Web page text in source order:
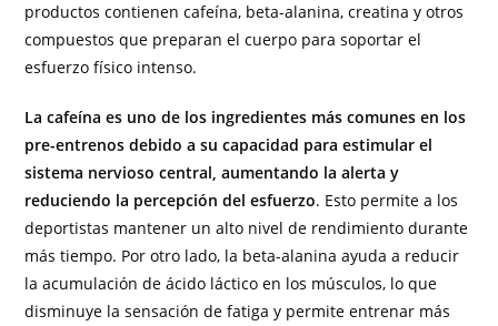
productos contienen cafeína, beta-alanina, creatina y otros
compuestos que preparan el cuerpo para soportar el
esfuerzo físico intenso.
La cafeína es uno de los ingredientes más comunes en los
pre-entrenos debido a su capacidad para estimular el
sistema nervioso central, aumentando la alerta y
reduciendo la percepción del esfuerzo. Esto permite a los
deportistas mantener un alto nivel de rendimiento durante
más tiempo. Por otro lado, la beta-alanina ayuda a reducir
la acumulación de ácido láctico en los músculos, lo que
disminuye la sensación de fatiga y permite entrenar más